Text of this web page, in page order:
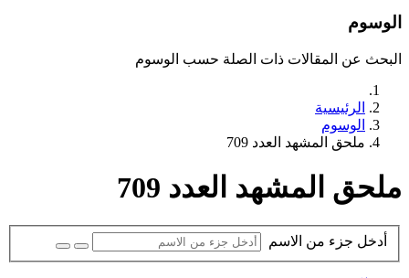
الوسوم
البحث عن المقالات ذات الصلة حسب الوسوم
الرئيسية
الوسوم
ملحق المشهد العدد 709
ملحق المشهد العدد 709
أدخل جزء من الاسم